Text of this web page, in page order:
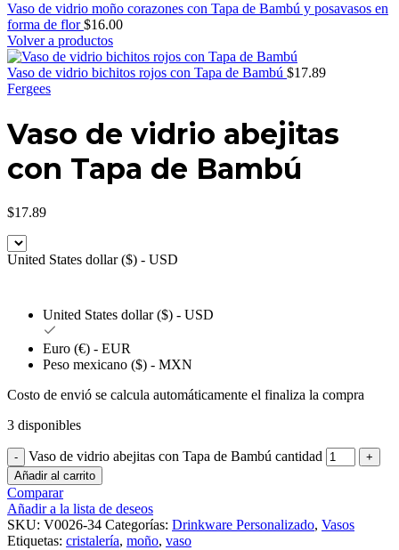
Vaso de vidrio moño corazones con Tapa de Bambú y posavasos en
forma de flor$16.00
Volver a productos
Vaso de vidrio bichitos rojos con Tapa de Bambú $17.89
Fergees
Vaso de vidrio abejitas
con Tapa de Bambú
$17.89
United States dollar ($) - USD
United States dollar ($) - USD
Euro (€) - EUR
Peso mexicano ($) - MXN
Costo de envió se calcula automáticamente el finaliza la compra
3 disponibles
Vaso de vidrio abejitas con Tapa de Bambú cantidad
Añadir al carrito
Comparar
Añadir a la lista de deseos
SKU: V0026-34 Categorías: Drinkware Personalizado, Vasos
Etiquetas: cristalería, moño, vaso